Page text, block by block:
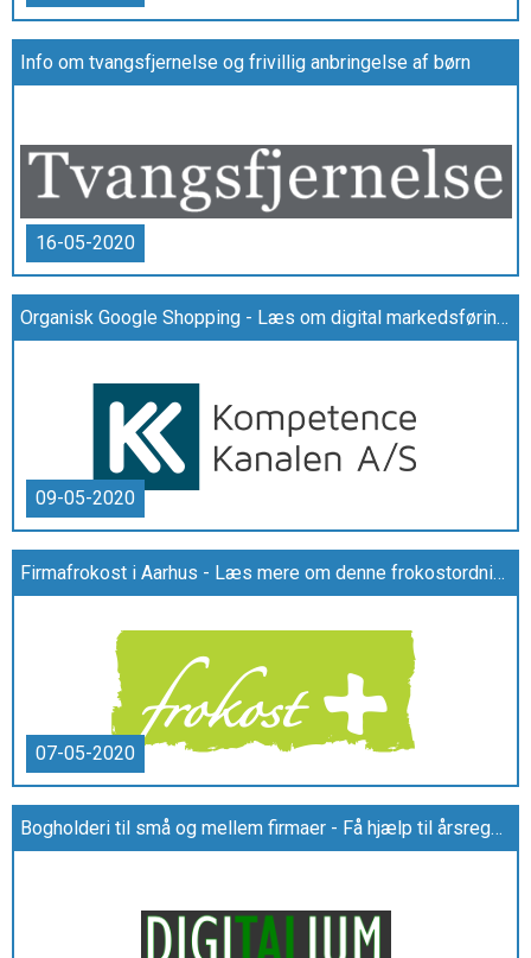
Info om tvangsfjernelse og frivillig anbringelse af børn
16-05-2020
Organisk Google Shopping - Læs om digital markedsføring her
09-05-2020
Firmafrokost i Aarhus - Læs mere om denne frokostordning i artiklen her
07-05-2020
Bogholderi til små og mellem firmaer - Få hjælp til årsregnskab